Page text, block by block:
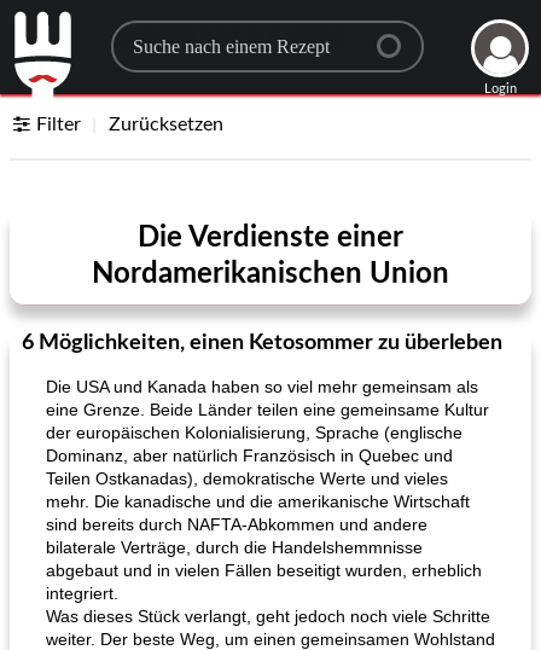
Search for a recipe
Login
Filter Zurücksetzen
Die Verdienste einer
Nordamerikanischen Union
6 Möglichkeiten, einen Ketosommer zu überleben
Die USA und Kanada haben so viel mehr gemeinsam als
eine Grenze. Beide Länder teilen eine gemeinsame Kultur
der europäischen Kolonialisierung, Sprache (englische
Dominanz, aber natürlich Französisch in Quebec und
Teilen Ostkanadas), demokratische Werte und vieles
mehr. Die kanadische und die amerikanische Wirtschaft
sind bereits durch NAFTA-Abkommen und andere
bilaterale Verträge, durch die Handelshemmnisse
abgebaut und in vielen Fällen beseitigt wurden, erheblich
integriert.
Was dieses Stück verlangt, geht jedoch noch viele Schritte
weiter. Der beste Weg, um einen gemeinsamen Wohlstand